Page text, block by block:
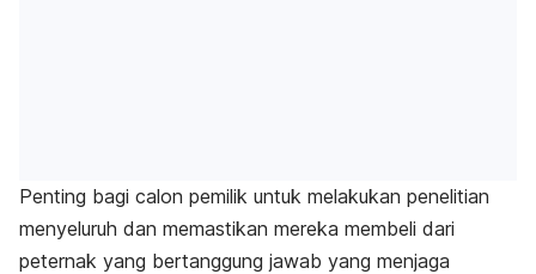
Penting bagi calon pemilik untuk melakukan penelitian
menyeluruh dan memastikan mereka membeli dari
peternak yang bertanggung jawab yang menjaga